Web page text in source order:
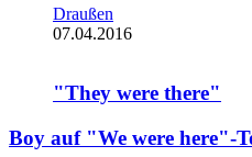
Draußen
07.04.2016
"They were there"
Boy auf "We were here"-